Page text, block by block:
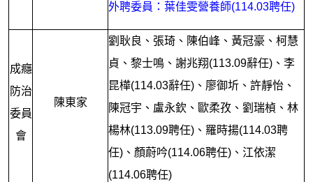
外聘委員：葉佳雯營養師(114.03聘任)
成癮
防治
委員
會
陳東家
劉耿良、張琦、陳伯峰、黃冠豪、柯慧
貞、黎士鳴、謝兆翔(113.09辭任)、李
昆樺(114.03辭任)、廖御圻、許靜怡、
陳冠宇、盧永欽、歐柔孜、劉瑞楨、林
楊林(113.09聘任)、羅時揚(114.03聘
任)、顏蔚吟(114.06聘任)、江依潔
(114.06聘任)